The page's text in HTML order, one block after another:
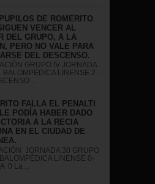
PUPILOS DE ROMERITO
VENCER AL
DEL GRUPO, A LA
PERO NO VALE PARA
DEL DESCENSO.
GRUPO IV JORNADA
BALOMPÉDICA LINENSE 2 -
...
FALLA EL PENALTI
PODÍA HABER DADO
A LA RECIA
EN EL CIUDAD DE
JORNADA 30 GRUPO
LINENSE 0-
0 La ...